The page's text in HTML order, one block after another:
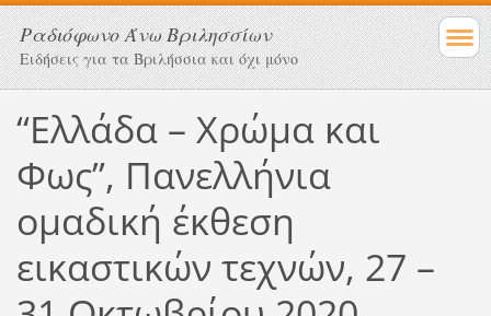
Ραδιόφωνο Άνω Βριλησσίων
Ειδήσεις για τα Βριλήσσια και όχι μόνο
“Ελλάδα – Χρώμα και
Φως”, Πανελλήνια
ομαδική έκθεση
εικαστικών τεχνών, 27 –